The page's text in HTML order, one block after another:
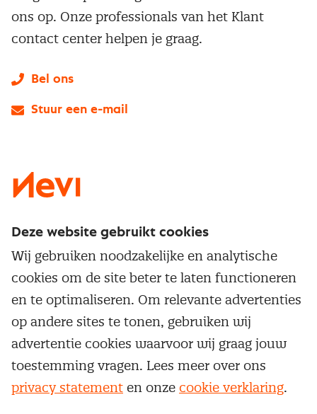
Service & contact
Over inkoop
Netwerk en communities
Aanmelden nieuwsbrief
Word lid van Nevi
Populaire thema's
Aanbesteden
Contractmanagement
Kostenmanagement
Onderhandelen
Opleidingen en trainingen
Trainingen
Opleidingen
Maatwerk
ons op. Onze professionals van het Klant
contact center helpen je graag.
Bel ons
Stuur een e-mail
Cookievoorkeuren beherenOnzealgemene
Deze website gebruikt cookies
Wij gebruiken noodzakelijke en analytische
cookies om de site beter te laten functioneren
en te optimaliseren. Om relevante advertenties
op andere sites te tonen, gebruiken wij
advertentie cookies waarvoor wij graag jouw
toestemming vragen. Lees meer over ons
privacy statement en onze cookie verklaring.